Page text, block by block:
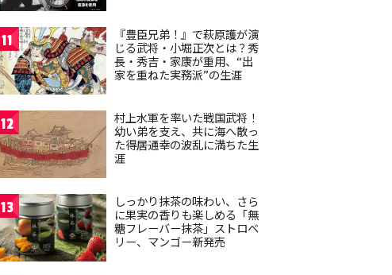
11
『豊臣兄弟！』で萩原護が演
じる武将・小堀正次とは？秀
長・秀吉・家康が重用、“出
家を重ねた実務派”の生涯
12
村上水軍を率いた戦国武将！
幼い弟を支え、共に海へ散っ
た得居通幸の波乱に満ちた生
涯
13
しっかり抹茶の味わい、さら
に果実の香りも楽しめる「無
糖フレーバー抹茶」ストロベ
リー、マンゴー新発売